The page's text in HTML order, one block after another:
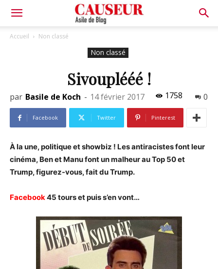
Asile
Blog
Accueil Non classé
Non classé
Sivouplééé !
par Basile de Koch - 14 février 2017 1758 0
Facebook Twitter Pinterest
À la une, politique et showbiz ! Les antiracistes font leur
cinéma, Ben et Manu font un malheur au Top 50 et
Trump, figurez-vous, fait du Trump.
Facebook45 tours et puis s’en vont…